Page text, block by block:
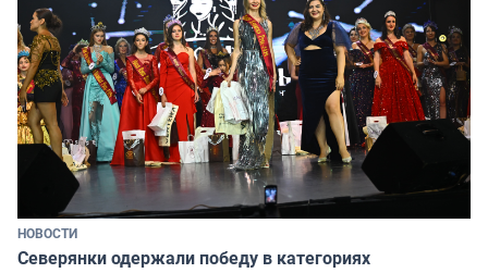
НОВОСТИ
Северянки одержали победу в категориях